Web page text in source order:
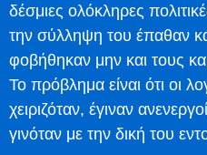
δέσμιες ολόκληρες
την σύλληψη του έπαθαν
φοβήθηκαν μην και τους
Το πρόβλημα είναι ότι οι
χειριζόταν, έγιναν
γινόταν με την δική του